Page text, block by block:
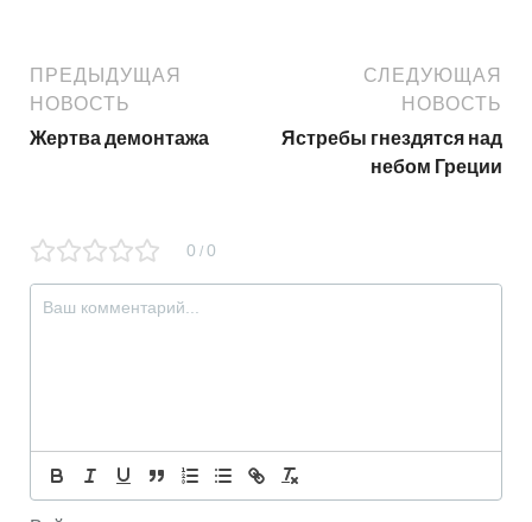
ПРЕДЫДУЩАЯ
НОВОСТЬ
Жертва демонтажа
СЛЕДУЮЩАЯ
НОВОСТЬ
Ястребы гнездятся над
небом Греции
0 / 0